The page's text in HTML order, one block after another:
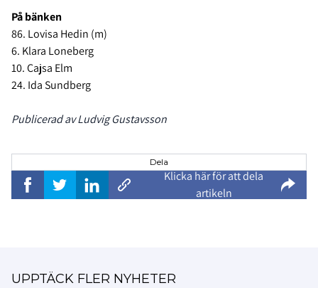
På bänken
86. Lovisa Hedin (m)
6. Klara Loneberg
10. Cajsa Elm
24. Ida Sundberg
Publicerad av Ludvig Gustavsson
Dela
Klicka här för att dela
artikeln
UPPTÄCK FLER NYHETER